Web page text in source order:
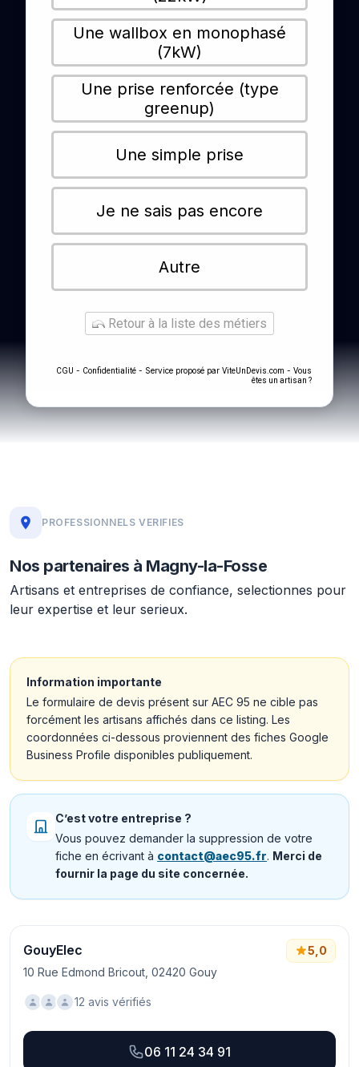
Une wallbox en monophasé
(7kW)
Une prise renforcée (type
greenup)
Une simple prise
Je ne sais pas encore
Autre
Retour à la liste des métiers
CGU - Confidentialité - Service proposé par ViteUnDevis.com - Vous
êtes un artisan ?
PROFESSIONNELS VERIFIES
Nos partenaires à Magny-la-Fosse
Artisans et entreprises de confiance, selectionnes pour
leur expertise et leur serieux.
Information importante
Le formulaire de devis présent sur AEC 95 ne cible pas
forcément les artisans affichés dans ce listing. Les
coordonnées ci-dessous proviennent des fiches Google
Business Profile disponibles publiquement.
C’est votre entreprise ?
Vous pouvez demander la suppression de votre
fiche en écrivant à contact@aec95.fr. Merci de
fournir la page du site concernée.
GouyElec
10 Rue Edmond Bricout, 02420 Gouy
5,0
12 avis vérifiés
06 11 24 34 91